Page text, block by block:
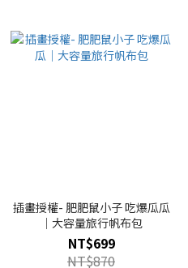
插畫授權- 肥肥鼠小子 吃爆瓜瓜
｜大容量旅行帆布包
NT$699
NT$870